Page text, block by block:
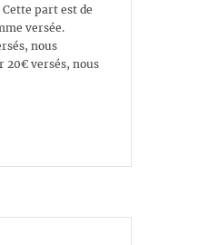
part est de
versée.
nous
20€ versés, nous